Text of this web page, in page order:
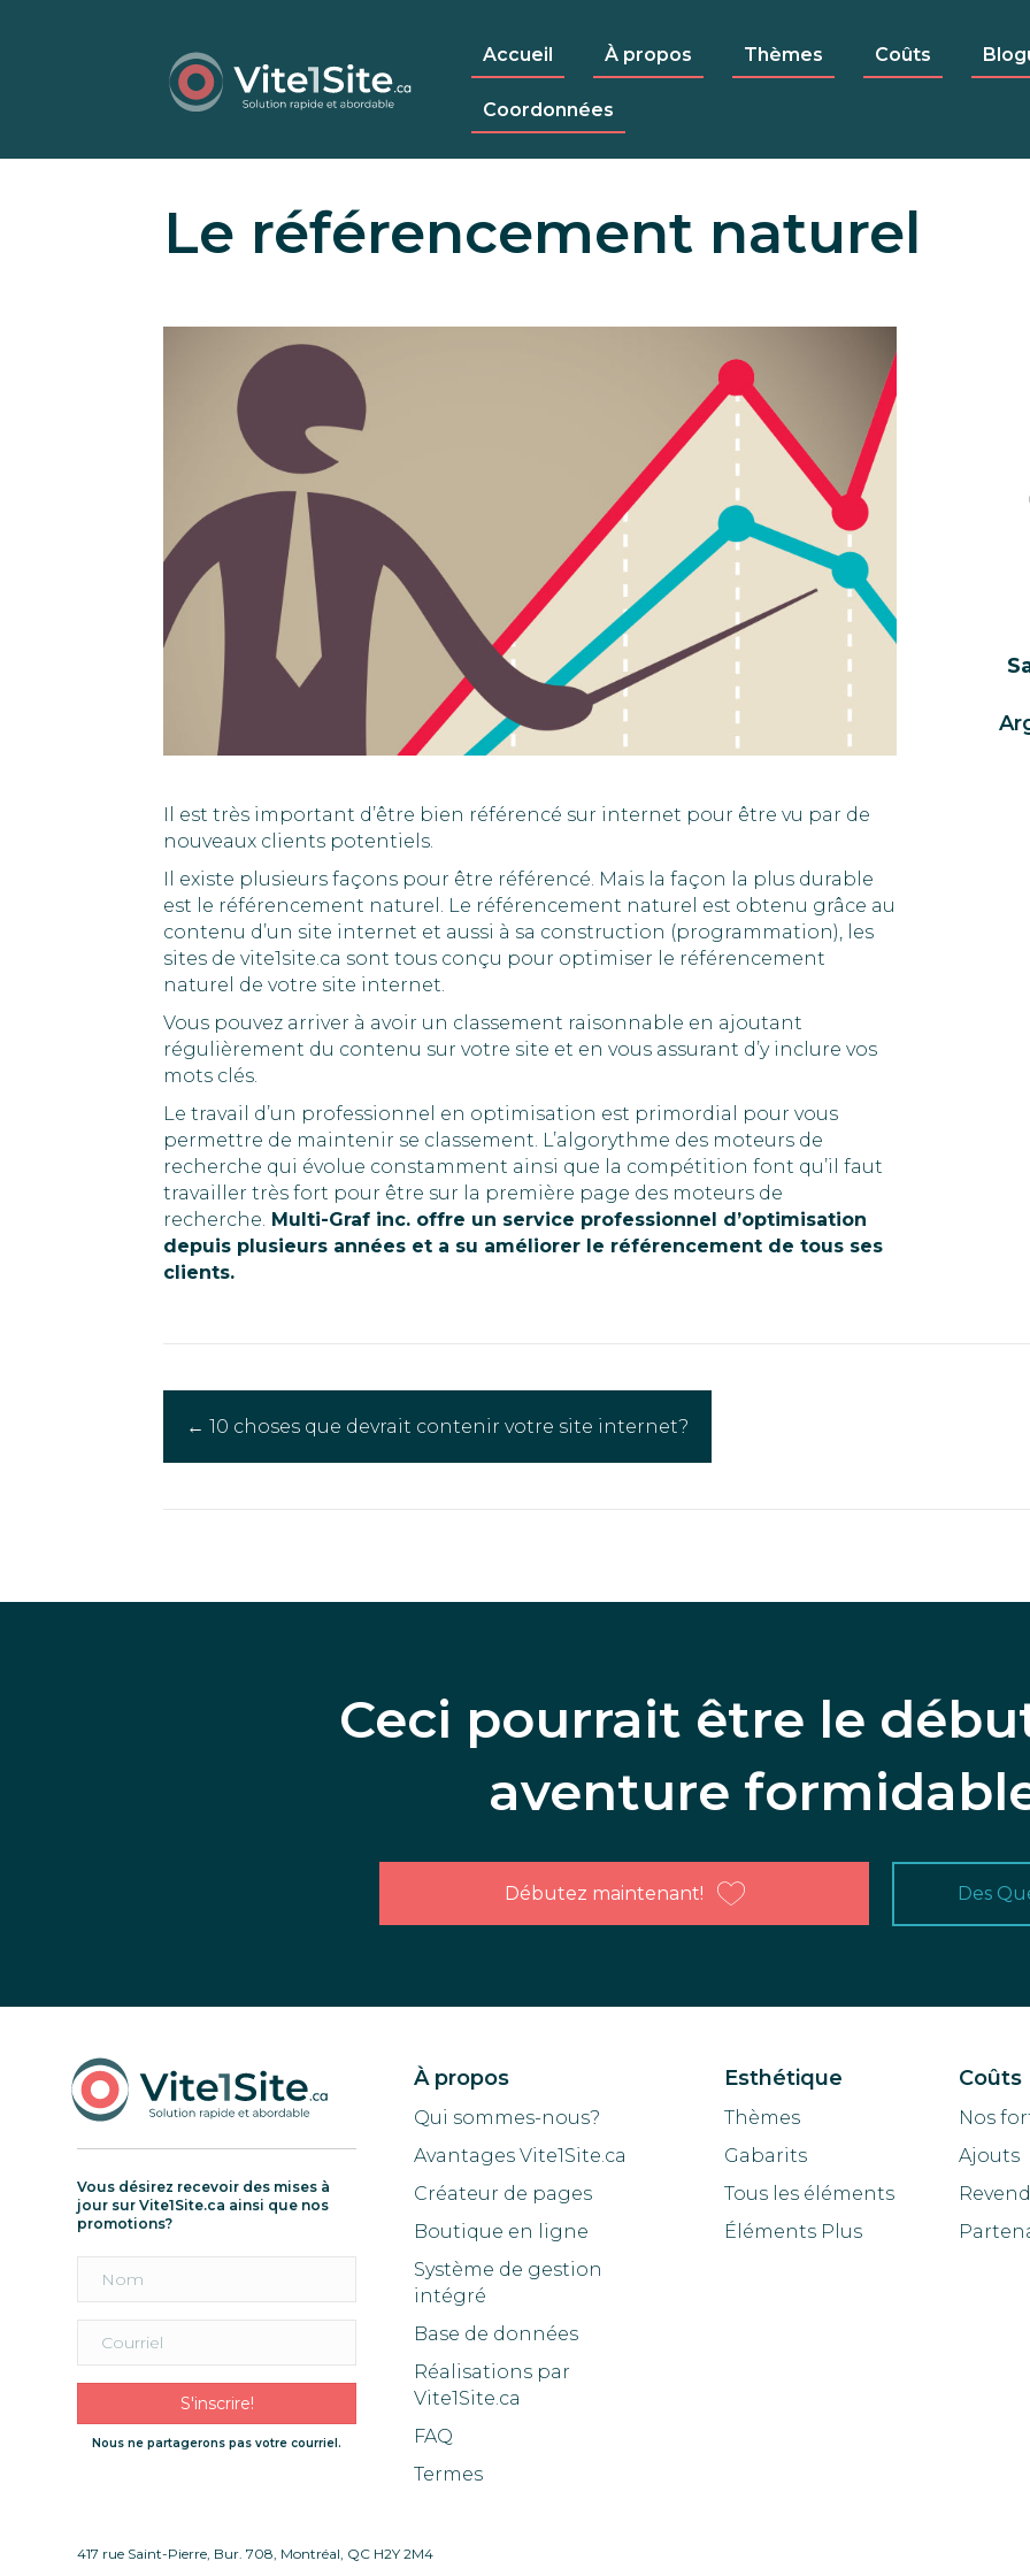
Accueil À propos Thèmes Coûts
Coordonnées
Le référencement naturel
Il est très important d’être bien référencé sur internet pour être vu par de
nouveaux clients potentiels.
Il existe plusieurs façons pour être référencé. Mais la façon la plus durable
est le référencement naturel. Le référencement naturel est obtenu grâce au
contenu d’un site internet et aussi à sa construction (programmation), les
sites de vite1site.ca sont tous conçu pour optimiser le référencement
naturel de votre site internet.
Vous pouvez arriver à avoir un classement raisonnable en ajoutant
régulièrement du contenu sur votre site et en vous assurant d’y inclure vos
mots clés.
Le travail d’un professionnel en optimisation est primordial pour vous
permettre de maintenir se classement. L’algorythme des moteurs de
recherche qui évolue constamment ainsi que la compétition font qu’il faut
travailler très fort pour être sur la première page des moteurs de
recherche. Multi-Graf inc. offre un service professionnel d’optimisation
depuis plusieurs années et a su améliorer le référencement de tous ses
clients.
Posts
navigation
← 10 choses que devrait contenir votre site internet?
Ceci pourrait être le
aventure
Débutez maintenant! Des
Vous désirez recevoir des mises à
jour sur Vite1Site.ca ainsi que nos
promotions?
S'inscrire!
Nous ne partagerons pas votre courriel.
À propos
Qui sommes-nous?
Avantages Vite1Site.ca
Créateur de pages
Boutique en ligne
Système de gestion
intégré
Base de données
Réalisations par
Vite1Site.ca
FAQ
Termes
Esthétique
Thèmes
Gabarits
Tous les éléments
Éléments Plus
Coûts
Nos
Ajouts
417 rue Saint-Pierre, Bur. 708, Montréal, QC H2Y 2M4